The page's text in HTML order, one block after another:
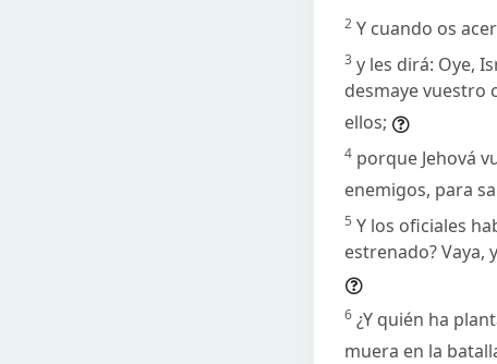
2 Y cuando os
3 y les dirá: Oye,
desmaye vuestro
ellos;
4 porque Jehová
enemigos, para
5 Y los oficiales
estrenado? Vaya,
6 ¿Y quién ha
muera en la